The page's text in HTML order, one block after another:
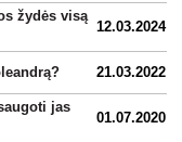
žydės visą
12.03.2024
21.03.2022
jas
01.07.2020